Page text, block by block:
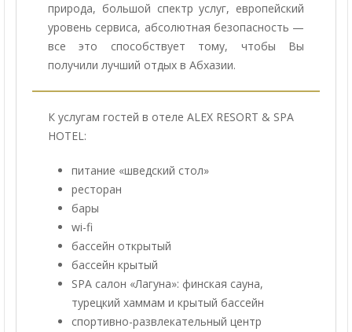
природа, большой спектр услуг, европейский
уровень сервиса, абсолютная безопасность —
все это способствует тому, чтобы Вы
получили лучший отдых в Абхазии.
К услугам гостей в отеле ALEX RESORT & SPA
HOTEL:
питание «шведский стол»
ресторан
бары
wi-fi
бассейн открытый
бассейн крытый
SPA салон «Лагуна»: финская сауна,
турецкий хаммам и крытый бассейн
спортивно-развлекательный центр